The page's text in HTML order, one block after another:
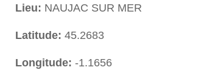
Lieu: NAUJAC SUR MER
Latitude: 45.2683
Longitude: -1.1656